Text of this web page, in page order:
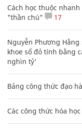
Cách học thuộc
"thần chú"
17
Nguyễn Phương
khoe sổ đỏ tính bằng
nghìn tỷ'
Bảng công thức đạo
Các công thức hóa